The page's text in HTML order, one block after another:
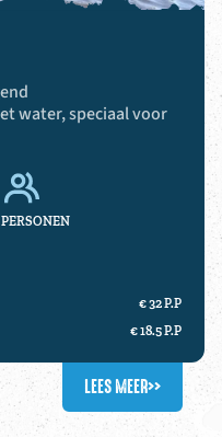
water, speciaal voor
€ 32 P.P
€ 18.5 P.P
LEES MEER>>